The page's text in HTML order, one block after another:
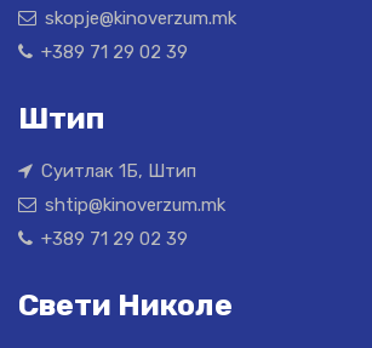
skopje@kinoverzum.mk
+389 71 29 02 39
Штип
Суитлак 1Б, Штип
shtip@kinoverzum.mk
+389 71 29 02 39
Свети Николе